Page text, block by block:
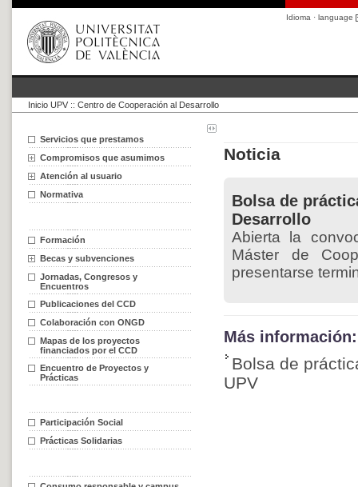
Idioma · language
Inicio UPV :: Centro de Cooperación al Desarrollo
Servicios que prestamos
Compromisos que asumimos
Atención al usuario
Normativa
Formación
Becas y subvenciones
Jornadas, Congresos y
Encuentros
Publicaciones del CCD
Colaboración con ONGD
Mapas de los proyectos
financiados por el CCD
Encuentro de Proyectos y
Prácticas
Participación Social
Prácticas Solidarias
Noticia
Bolsa de
Desarrollo
Abierta la
Máster de
presentarse
Más información:
Bolsa de
UPV